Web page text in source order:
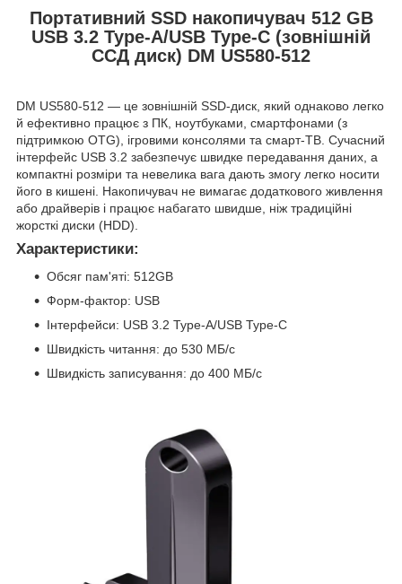
Портативний SSD накопичувач 512 GB
USB 3.2 Type-A/USB Type-C (зовнішній
ССД диск) DM US580-512
DM US580-512 — це зовнішній SSD-диск, який однаково легко
й ефективно працює з ПК, ноутбуками, смартфонами (з
підтримкою OTG), ігровими консолями та смарт-ТВ. Сучасний
інтерфейс USB 3.2 забезпечує швидке передавання даних, а
компактні розміри та невелика вага дають змогу легко носити
його в кишені. Накопичувач не вимагає додаткового живлення
або драйверів і працює набагато швидше, ніж традиційні
жорсткі диски (HDD).
Характеристики:
Обсяг пам'яті: 512GB
Форм-фактор: USB
Інтерфейси: USB 3.2 Type-A/USB Type-C
Швидкість читання: до 530 МБ/с
Швидкість записування: до 400 МБ/с